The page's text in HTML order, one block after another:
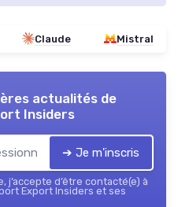
Claude Mistral
actualités de
Insiders
➔ Je m'inscris
j’accepte d’être contacté(e) à
Export Insiders et ses